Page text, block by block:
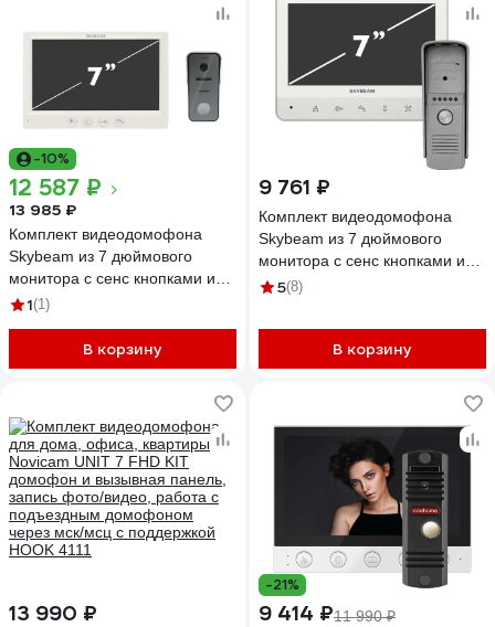
-10%
12 587 ₽
13 985 ₽
Комплект видеодомофона
Skybeam из 7 дюймового
монитора с сенс кнопками и
вызывной панели, белый
94712HA+94208-1080PWH
1(1)
В корзину
9 761 ₽
Комплект видеодомофона
Skybeam из 7 дюймового
монитора с сенс кнопками и
вызывной панели, белый RL-
5(8)
В корзину
13 990 ₽
-21%
9 414 ₽11 990 ₽